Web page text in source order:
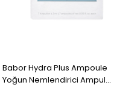
Babor Hydra Plus Ampoule
Yoğun Nemlendirici Ampul